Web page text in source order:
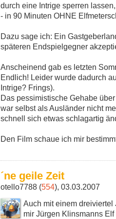
durch eine Intrige sperren
- in 90 Minuten OHNE
Dazu sage ich: Ein
späteren Endspielgegner
Anscheinend gab es letzten
Endlich! Leider wurde dadurch
Intrige? Frings).
Das pessimistische Gehabe
war selbst als Ausländer nicht
schnell sich etwas schlagartig
Den Film schaue ich mir
´ne geile Zeit
otello7788 (554), 03.03.2007
Auch mit einem
mir Jürgen Klinsmanns